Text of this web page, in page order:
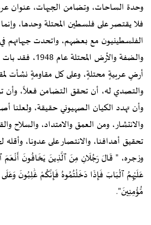
وحدة الساحات، وتضامن الجبهات، عنوان
فلا يقتصر على فلسطين المحتلة وحدها،
الفلسطينيون مع بعضهم، واتحدت جبهاتهم
والضفة والأرض
أرضٍ عربيةٍ محتلةٍ، وعلى كل مقاومةٍ نشأت
والتصدي له، أن تحقق التضامن فعلاً، وأن
وأن تهدد الكيان الصهيوني حقيقة، ولعلنا
والانتشار، ومن العمق والامتداد، والسلاح
تحقيق أهدافنا، والانتصار على عدونا،
وزجره، " قَالَ رَجُلَانِ مِنَ ٱلَّذِينَ يَخَافُونَ أَنْعَمَ
عَلَيْهِمُ ٱلْبَابَ فَإِذَا دَخَلْتُمُوهُ فَإِنَّكُمْ غَٰلِبُونَ
مُّؤْمِنِينَ".